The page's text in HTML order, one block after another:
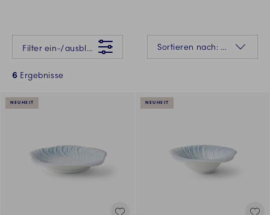
Da ist etwas schiefgelaufen Bitte versuchen Sie es später erneut.
Filter ein-/ausblenden
Sortieren nach: Relevanz
6 Ergebnisse
NEUHEIT NEUHEIT